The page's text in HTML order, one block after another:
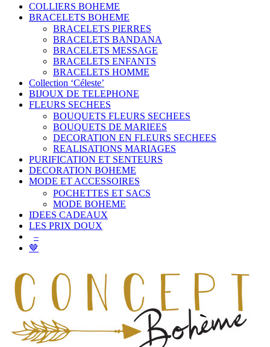
COLLIERS BOHEME
BRACELETS BOHEME
BRACELETS PIERRES
BRACELETS BANDANA
BRACELETS MESSAGE
BRACELETS ENFANTS
BRACELETS HOMME
Collection ‘Céleste’
BIJOUX DE TELEPHONE
FLEURS SECHEES
BOUQUETS FLEURS SECHEES
BOUQUETS DE MARIEES
DECORATION EN FLEURS SECHEES
REALISATIONS MARIAGES
PURIFICATION ET SENTEURS
DECORATION BOHEME
MODE ET ACCESSOIRES
POCHETTES ET SACS
MODE BOHEME
IDEES CADEAUX
LES PRIX DOUX
–
🤎